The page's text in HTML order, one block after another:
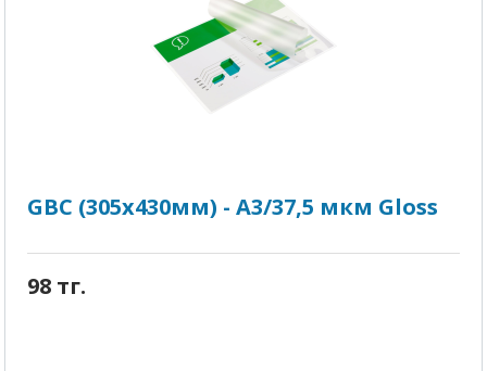
GBC (305x430мм) - A3/37,5 мкм Gloss
98 тг.